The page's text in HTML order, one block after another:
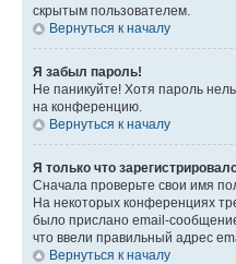
скрытым пользователем.
Вернуться к началу
Я забыл пароль!
Не паникуйте! Хотя пароль
на конференцию.
Вернуться к началу
Я только что
Сначала проверьте свои имя
На некоторых конференциях
было прислано email-
что ввели правильный адрес
Вернуться к началу